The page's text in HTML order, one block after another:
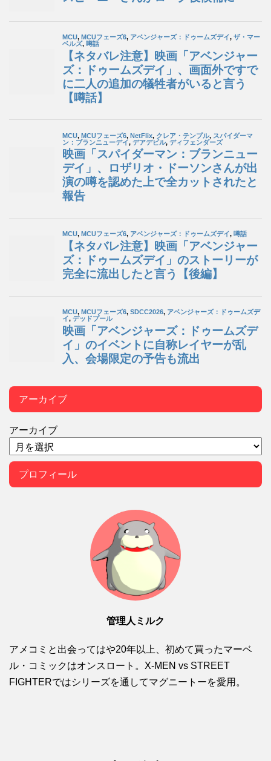
アーカイブ
アーカイブ
プロフィール
管理人ミルク
アメコミと出会ってはや20年以上、初めて買ったマーベ
ル・コミックはオンスロート。X-MEN vs STREET
FIGHTERではシリーズを通してマグニートーを愛用。